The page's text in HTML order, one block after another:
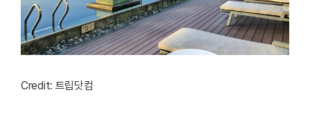
Credit: 트립닷컴